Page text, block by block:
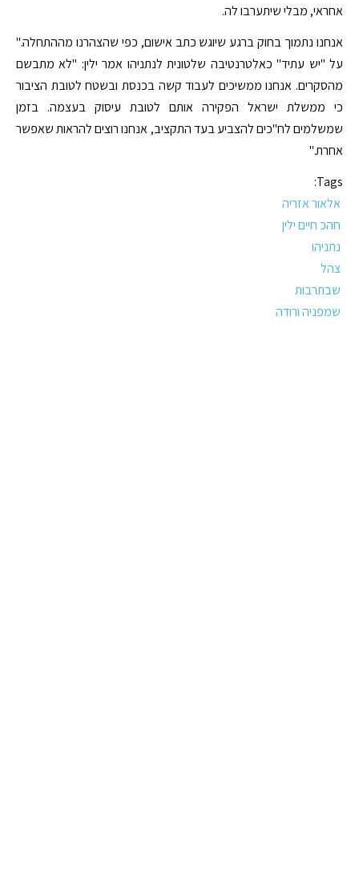
אחראי, מבלי שיתערבו לה.
אנחנו נתמוך בחוק ברגע שיוגש כתב אישום, כפי שהצהרנו מההתחלה."
על "יש עתיד" כאלטרנטיבה שלטונית לנתניהו אמר ילין: "לא מתבשם
מהסקרים. אנחנו ממשיכים לעבוד קשה בכנסת ובשטח לטובת הציבור
כי ממשלת ישראל הפקירה אותם לטובת עיסוק בעצמה. בזמן
שמשלמים לח"כים להצביע בעד התקציב, אנחנו רוצים להראות שאפשר
אחרת."
Tags:
אלאור אזריה
חהכ חיים ילין
נתניהו
צהל
שבתרבות
שמפניה ורודה